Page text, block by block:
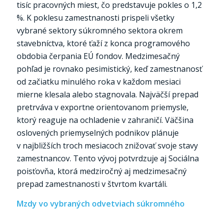
tisíc pracovných miest, čo predstavuje pokles o 1,2
%. K poklesu zamestnanosti prispeli všetky
vybrané sektory súkromného sektora okrem
stavebníctva, ktoré ťaží z konca programového
obdobia čerpania EÚ fondov. Medzimesačný
pohľad je rovnako pesimistický, keď zamestnanosť
od začiatku minulého roka v každom mesiaci
mierne klesala alebo stagnovala. Najväčší prepad
pretrváva v exportne orientovanom priemysle,
ktorý reaguje na ochladenie v zahraničí. Väčšina
oslovených priemyselných podnikov plánuje
v najbližších troch mesiacoch znižovať svoje stavy
zamestnancov. Tento vývoj potvrdzuje aj Sociálna
poisťovňa, ktorá medziročný aj medzimesačný
prepad zamestnanosti v štvrtom kvartáli.
Mzdy vo vybraných odvetviach súkromného